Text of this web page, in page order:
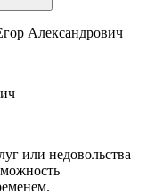
Александрович
или недовольства